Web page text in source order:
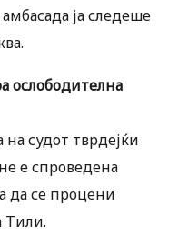
ја следеше
ослободителна
судот тврдејќи
е спроведена
да се процени
Тили.